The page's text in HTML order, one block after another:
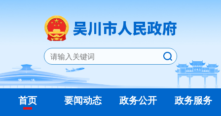
首页 要闻动态 政务公开
政务服务